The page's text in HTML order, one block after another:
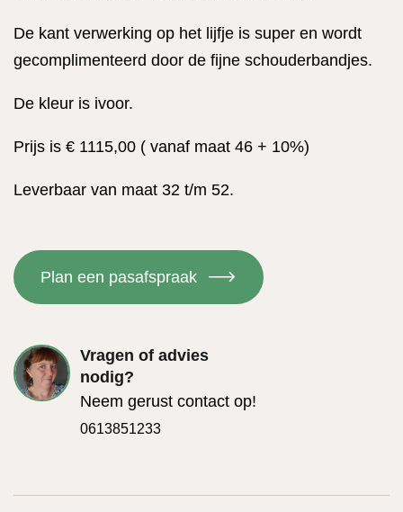
De kant verwerking op het lijfje is super en wordt
gecomplimenteerd door de fijne schouderbandjes.
De kleur is ivoor.
Prijs is € 1115,00 ( vanaf maat 46 + 10%)
Leverbaar van maat 32 t/m 52.
Vragen of advies
nodig?
Neem gerust contact op!
0613851233
Plan een pasafspraak